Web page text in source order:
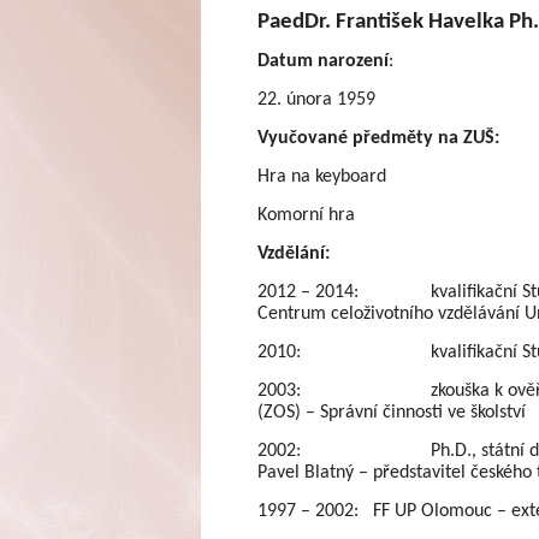
PaedDr. František Havelka
Datum narození:
22. února 1959
Vyučované předměty na ZUŠ:
Hra na keyboard
Komorní hra
Vzdělání:
2012 – 2014: kvalifikační
Centrum celoživotního vzdělávání
2010: kvalifikační Studium
2003: zkouška k ověření
(ZOS) – Správní činnosti ve školství
2002: Ph.D., státní
Pavel Blatný – představitel
1997 – 2002: FF UP Olomouc –